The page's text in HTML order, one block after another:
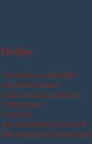
Služby
Preventívna prehliadka
Dentálna hygiena
Záchovná stomatológia
Endodoncia
Protetika
Dentoalveolárna chirurgia
Mikroskopová stomatológia